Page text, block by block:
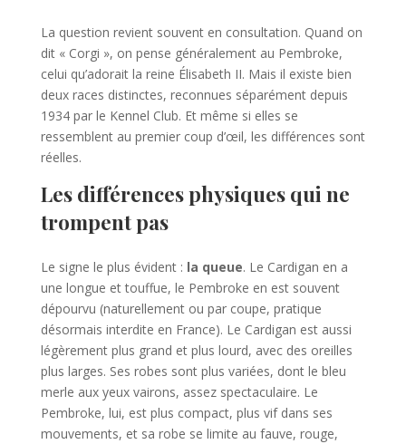
La question revient souvent en consultation. Quand on
dit « Corgi », on pense généralement au Pembroke,
celui qu’adorait la reine Élisabeth II. Mais il existe bien
deux races distinctes, reconnues séparément depuis
1934 par le Kennel Club. Et même si elles se
ressemblent au premier coup d’œil, les différences sont
réelles.
Les différences physiques qui ne
trompent pas
Le signe le plus évident : la queue. Le Cardigan en a
une longue et touffue, le Pembroke en est souvent
dépourvu (naturellement ou par coupe, pratique
désormais interdite en France). Le Cardigan est aussi
légèrement plus grand et plus lourd, avec des oreilles
plus larges. Ses robes sont plus variées, dont le bleu
merle aux yeux vairons, assez spectaculaire. Le
Pembroke, lui, est plus compact, plus vif dans ses
mouvements, et sa robe se limite au fauve, rouge,